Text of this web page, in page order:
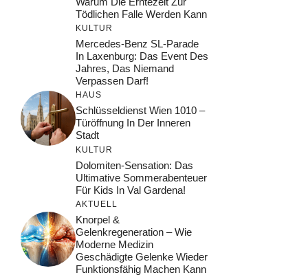
Tödlichen Falle Werden Kann
KULTUR
Mercedes-Benz SL-Parade
In Laxenburg: Das Event Des
Jahres, Das Niemand
Verpassen Darf!
HAUS
Schlüsseldienst Wien 1010 –
Türöffnung In Der Inneren
Stadt
KULTUR
Dolomiten-Sensation: Das
Ultimative Sommerabenteuer
Für Kids In Val Gardena!
AKTUELL
Knorpel &
Gelenkregeneration – Wie
Moderne Medizin
Geschädigte Gelenke Wieder
Funktionsfähig Machen Kann